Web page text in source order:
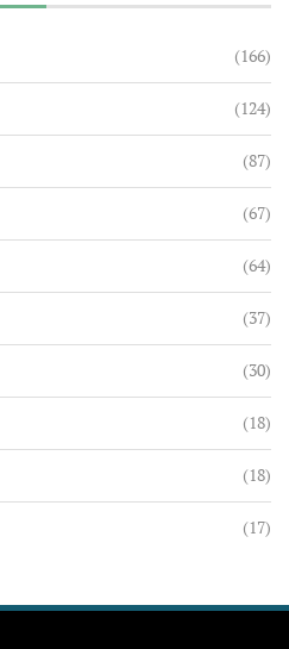
(166)
(124)
(87)
(67)
(64)
(37)
(30)
(18)
(18)
(17)